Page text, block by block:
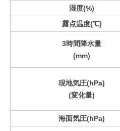
湿度(%)
露点温度(℃)
3時間降水量
(mm)
現地気圧(hPa)
(変化量)
海面気圧(hPa)